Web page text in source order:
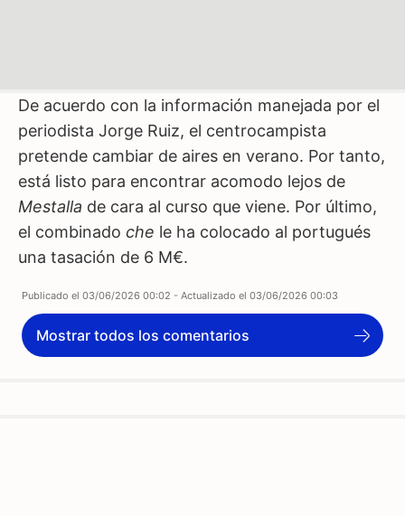
De acuerdo con la información manejada por el
periodista Jorge Ruiz, el centrocampista
pretende cambiar de aires en verano. Por tanto,
está listo para encontrar acomodo lejos de
Mestalla de cara al curso que viene. Por último,
el combinado che le ha colocado al portugués
una tasación de 6 M€.
Publicado el 03/06/2026 00:02 - Actualizado el 03/06/2026 00:03
Mostrar todos los comentarios